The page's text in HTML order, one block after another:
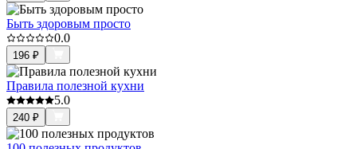
Быть здоровым просто
0.0
196 ₽
Правила полезной кухни
5.0
240 ₽